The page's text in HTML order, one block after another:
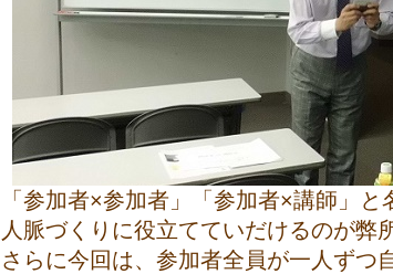
「参加者×参加者」「参加者×講師」と
人脈づくりに役立てていだけるのが弊
さらに今回は、参加者全員が一人ずつ